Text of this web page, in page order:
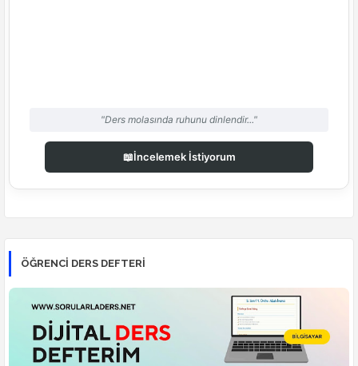
"Ders molasında ruhunu dinlendir..."
📖İncelemek İstiyorum
ÖĞRENCI DERS DEFTERI